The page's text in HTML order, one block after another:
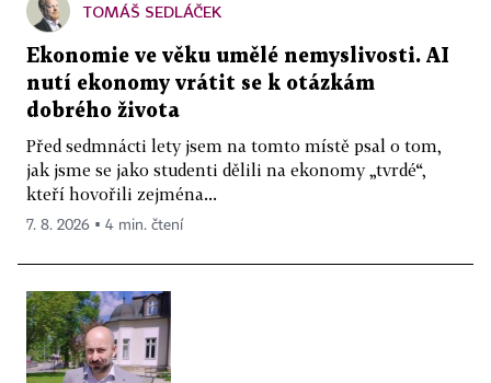
TOMÁŠ SEDLÁČEK
Ekonomie ve věku umělé nemyslivosti. AI
nutí ekonomy vrátit se k otázkám
dobrého života
Před sedmnácti lety jsem na tomto místě psal o tom,
jak jsme se jako studenti dělili na ekonomy „tvrdé“,
kteří hovořili zejména...
7. 8. 2026 ▪ 4 min. čtení